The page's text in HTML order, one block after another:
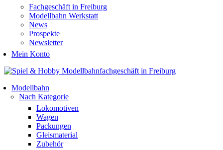
Fachgeschäft in Freiburg
Modellbahn Werkstatt
News
Prospekte
Newsletter
Mein Konto
Modellbahn
Nach Kategorie
Lokomotiven
Wagen
Packungen
Gleismaterial
Zubehör